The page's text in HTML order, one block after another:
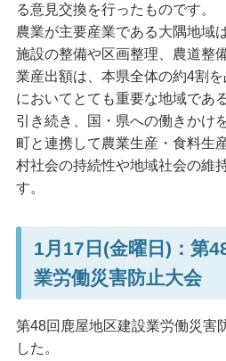
る意見交換を行ったものです。
農業が主要産業である大隅地域
施設の整備や区画整理、農道整
業産出額は、本県全体の約4割
においてとても重要な地域であ
引き続き、国・県への働きかけ
町と連携して農業生産・食料生
村社会の持続性や地域社会の維
す。
1月17日(金曜日)：第
業労働災害防止大会
第48回鹿屋地区建設業労働災害
した。